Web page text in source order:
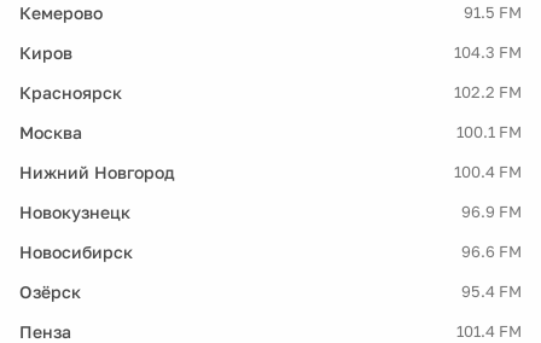
Кемерово 91.5 FM
Киров 104.3 FM
Красноярск 102.2 FM
Москва 100.1 FM
Нижний Новгород 100.4 FM
Новокузнецк 96.9 FM
Новосибирск 96.6 FM
Озёрск 95.4 FM
Пенза 101.4 FM